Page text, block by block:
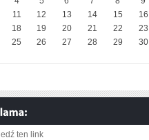
11 12 13 14 15
16
18 19 20 21 22
23
25 26 27 28 29
30
ten link